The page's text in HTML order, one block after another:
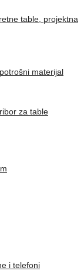
table, projektna
materijal
za table
i telefoni